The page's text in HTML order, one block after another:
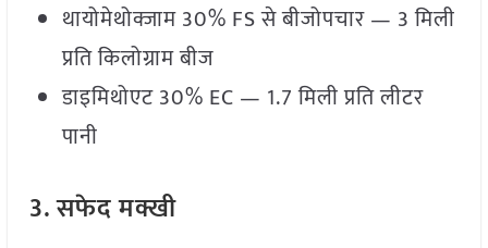
थायोमेथोक्जाम 30% FS से बीजोपचार — 3 मिली
प्रति किलोग्राम बीज
डाइमिथोएट 30% EC — 1.7 मिली प्रति लीटर
पानी
3.सफेदमक्खी